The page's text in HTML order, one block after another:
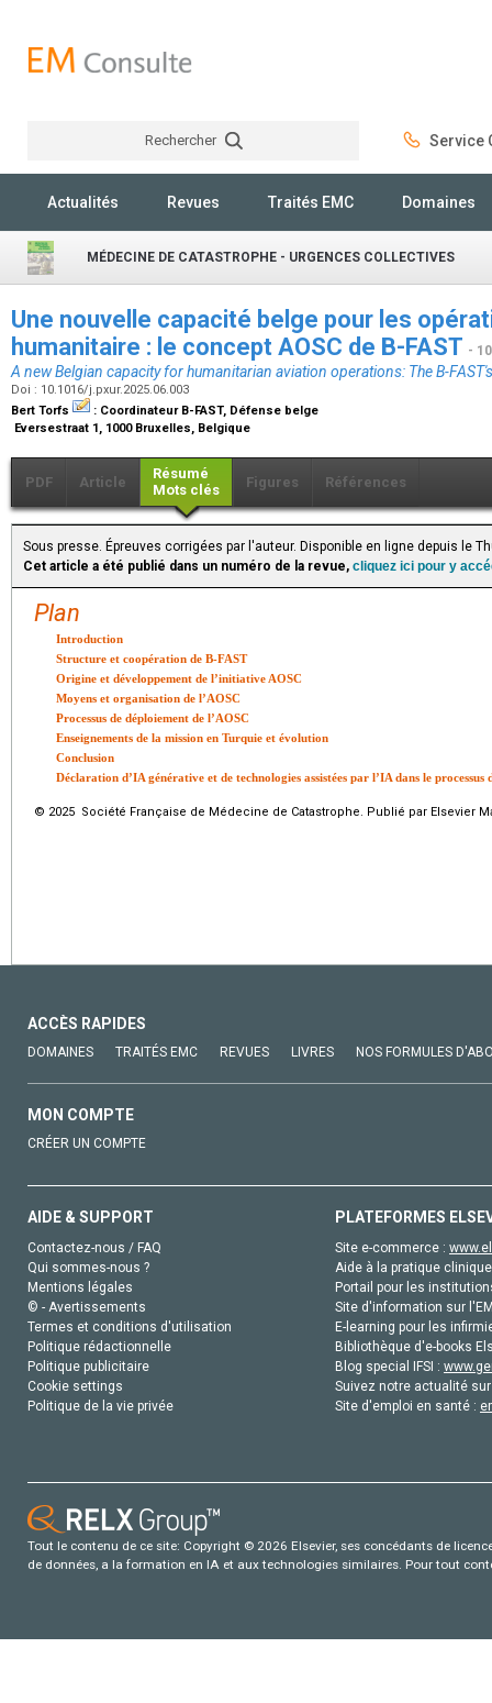
Rechercher Service
Actualités Revues Traités EMC Domaines
MÉDECINE DE CATASTROPHE - URGENCES COLLECTIVES
Une nouvelle capacité belge pour les
humanitaire : le concept AOSC de B-FAST -
A new Belgian capacity for humanitarian aviation operations: The B-
Doi : 10.1016/j.pxur.2025.06.003
Bert Torfs
: Coordinateur B-FAST, Défense belge
Eversestraat 1, 1000 Bruxelles, Belgique
PDF Article
Résumé
Mots clés
Figures Références
Sous presse. Épreuves corrigées par l'auteur. Disponible en ligne depuis le
Cet article a été publié dans un numéro de la revue, cliquez ici pour y
Plan
Introduction
Structure et coopération de B-FAST
Origine et développement de l’initiative AOSC
Moyens et organisation de l’AOSC
Processus de déploiement de l’AOSC
Enseignements de la mission en Turquie et évolution
Conclusion
Déclaration d’IA générative et de technologies assistées par l’IA dans le processus
© 2025 Société Française de Médecine de Catastrophe. Publié par Elsevier
ACCÈS RAPIDES
DOMAINES TRAITÉS EMC REVUES LIVRES NOS FORMULES
MON COMPTE
CRÉER UN COMPTE
AIDE & SUPPORT
Contactez-nous / FAQ
Qui sommes-nous ?
Mentions légales
© - Avertissements
Termes et conditions d'utilisation
Politique rédactionnelle
Politique publicitaire
Cookie settings
Politique de la vie privée
PLATEFORMES
Site e-commerce :
Aide à la pratique
Portail pour les
Site d'information sur
E-learning pour les
Bibliothèque d'e-books
Blog special IFSI :
Suivez notre actualité
Site d'emploi en santé :
Tout le contenu de ce site: Copyright © 2026 Elsevier, ses concédants de
de données, a la formation en IA et aux technologies similaires. Pour tout